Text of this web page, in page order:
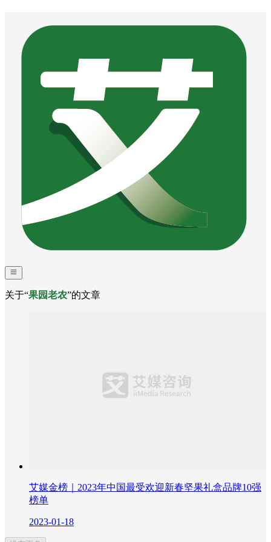
关于“果园老农”的文章
艾媒金榜｜2023年中国最受欢迎新春坚果礼盒品牌10强
榜单
2023-01-18